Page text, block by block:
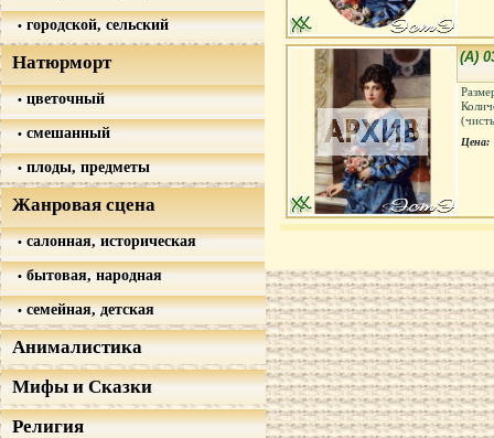
городской, сельский
Натюрморт
цветочный
смешанный
плоды, предметы
Жанровая сцена
салонная, историческая
бытовая, народная
семейная, детская
Анималистика
Мифы и Сказки
Религия
(А)
Цена: